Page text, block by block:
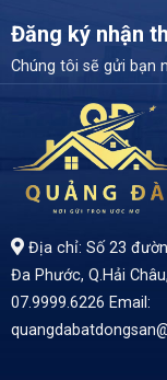
Đăng ký nhận
Chúng tôi sẽ gửi bạn
Địa chỉ: Số 23
Đa Phước, Q.Hải
07.9999.6226 Email: